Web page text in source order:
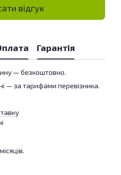
відгук
Гарантія
— безкоштовно.
— за тарифами перевізника.